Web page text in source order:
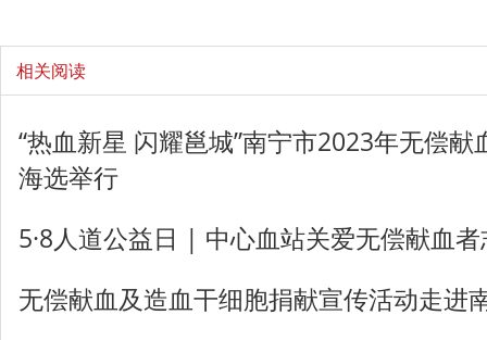
相关阅读
“热血新星 闪耀邕城”南宁市2023年无偿
海选举行
5·8人道公益日 | 中心血站关爱无偿献血
无偿献血及造血干细胞捐献宣传活动走进